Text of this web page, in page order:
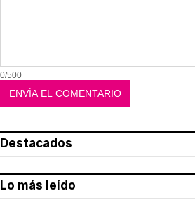
0/500
Destacados
Lo más leído